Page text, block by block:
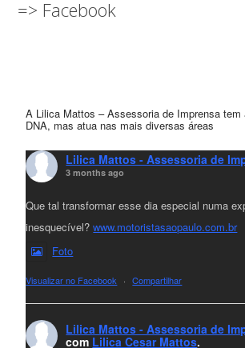
=> Facebook
A Lilica Mattos – Assessoria de Imprensa tem
DNA, mas atua nas mais diversas áreas
Lilica Mattos - Assessoria de
3 months ago
Que tal transformar esse dia especial numa
inesquecível?www.motoristasaopaulo.com.br
Foto
Visualizar no Facebook · Compartilhar
Lilica Mattos - Assessoria de
com Lilica Cesar Mattos.